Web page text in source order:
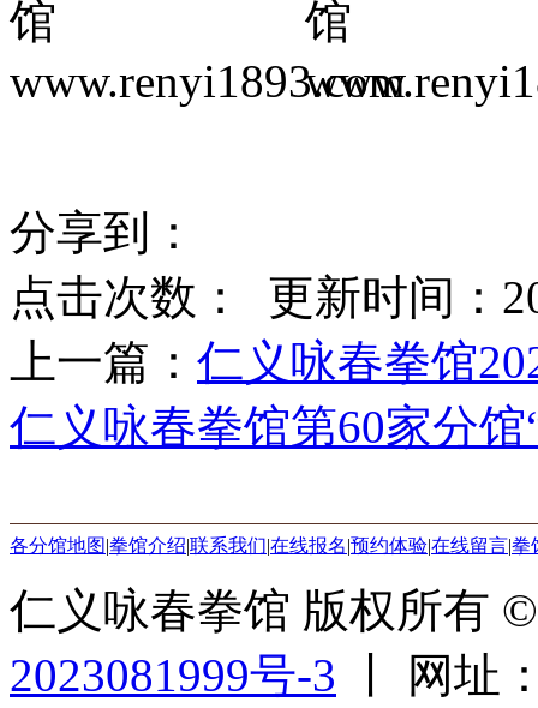
分享到：
点击次数：
更新时间：
上一篇： 仁义咏春拳馆
仁义咏春拳馆第60家分
各分馆地图 拳馆介绍 联系我们 在线报名 预约体验在线留言拳
仁义咏春拳馆 版权所有
2023081999号-3 丨 网址